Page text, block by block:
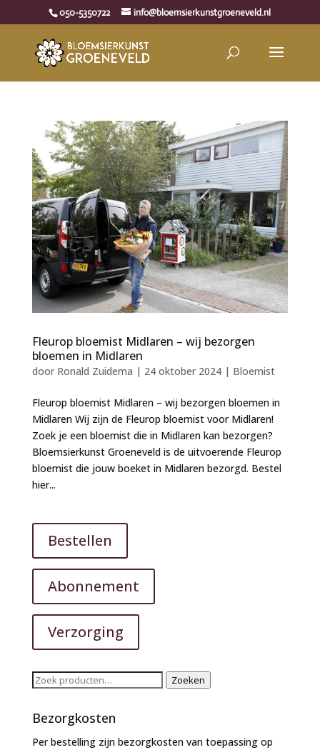
050-5350722 info@bloemsierkunstgroeneveld.nl
Fleurop bloemist Midlaren – wij bezorgen
bloemen in Midlaren
door Ronald Zuidema | 24 oktober 2024| Bloemist
Fleurop bloemist Midlaren – wij bezorgen bloemen in
Midlaren Wij zijn de Fleurop bloemist voor Midlaren!
Zoek je een bloemist die in Midlaren kan bezorgen?
Bloemsierkunst Groeneveld is de uitvoerende Fleurop
bloemist die jouw boeket in Midlaren bezorgd. Bestel
hier...
Bestellen
Abonnement
Verzorging
Zoeken
Zoeken
Bezorgkosten
Per bestelling zijn bezorgkosten van toepassing op